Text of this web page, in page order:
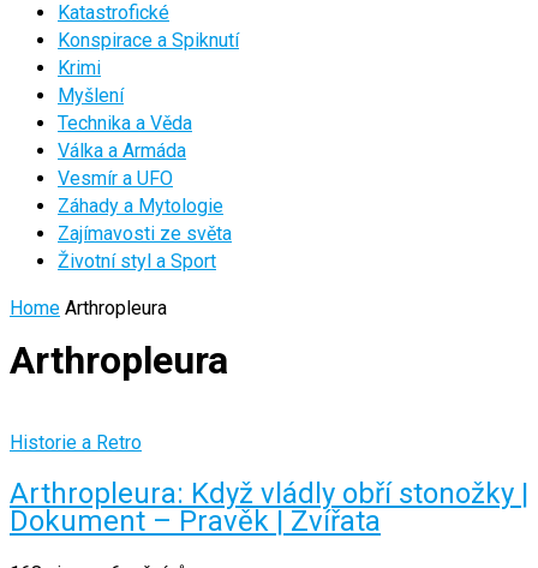
Katastrofické
Konspirace a Spiknutí
Krimi
Myšlení
Technika a Věda
Válka a Armáda
Vesmír a UFO
Záhady a Mytologie
Zajímavosti ze světa
Životní styl a Sport
Home Arthropleura
Arthropleura
Historie a Retro
Arthropleura: Když vládly obří stonožky |
Dokument – Pravěk | Zvířata